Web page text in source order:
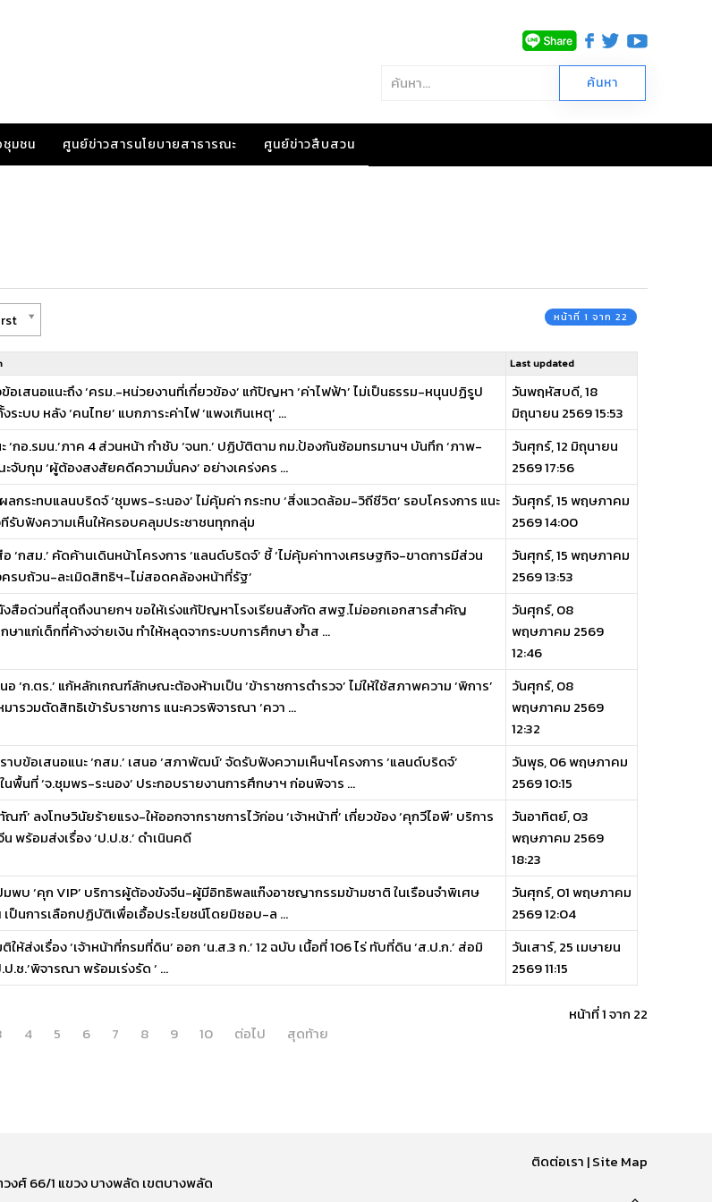
ชุมชน ศูนย์ข่าวสารนโยบายสาธารณะ ศูนย์ข่าวสืบสวน
หน้าที่ 1 จาก 22
Last updated
ข้อเสนอแนะถึง ‘ครม.-หน่วยงานที่เกี่ยวข้อง’ แก้ปัญหา ‘ค่าไฟฟ้า’ ไม่เป็นธรรม-หนุนปฏิรูป
ระบบ หลัง ‘คนไทย’ แบกภาระค่าไฟ ‘แพงเกินเหตุ’ ...
วันพฤหัสบดี, 18
มิถุนายน 2569 15:53
ะ ‘กอ.รมน.’ภาค 4 ส่วนหน้า กำชับ ‘จนท.’ ปฏิบัติตาม กม.ป้องกันซ้อมทรมานฯ บันทึก ‘ภาพ-
ะจับกุม ‘ผู้ต้องสงสัยคดีความมั่นคง’ อย่างเคร่งคร ...
วันศุกร์, 12 มิถุนายน
2569 17:56
ลกระทบแลนบริดจ์ ‘ชุมพร-ระนอง’ ไม่คุ้มค่า กระทบ ‘สิ่งแวดล้อม-วิถีชีวิต’ รอบโครงการ แนะ
รับฟังความเห็นให้ครอบคลุมประชาชนทุกกลุ่ม
วันศุกร์, 15 พฤษภาคม
2569 14:00
‘กสม.’ คัดค้านเดินหน้าโครงการ ‘แลนด์บริดจ์’ ชี้ ‘ไม่คุ้มค่าทางเศรษฐกิจ-ขาดการมีส่วน
รบถ้วน-ละเมิดสิทธิฯ-ไม่สอดคล้องหน้าที่รัฐ’
วันศุกร์, 15 พฤษภาคม
2569 13:53
สือด่วนที่สุดถึงนายกฯ ขอให้เร่งแก้ปัญหาโรงเรียนสังกัด สพฐ.ไม่ออกเอกสารสำคัญ
ษาแก่เด็กที่ค้างจ่ายเงิน ทำให้หลุดจากระบบการศึกษา ย้ำส ...
วันศุกร์, 08
พฤษภาคม 2569
12:46
นอ ‘ก.ตร.’ แก้หลักเกณฑ์ลักษณะต้องห้ามเป็น ‘ข้าราชการตำรวจ’ ไม่ให้ใช้สภาพความ ‘พิการ’
มารวมตัดสิทธิเข้ารับราชการ แนะควรพิจารณา ‘ควา ...
วันศุกร์, 08
พฤษภาคม 2569
12:32
าบข้อเสนอแนะ ‘กสม.’ เสนอ ‘สภาพัฒน์’ จัดรับฟังความเห็นฯโครงการ ‘แลนด์บริดจ์’
นพื้นที่ ‘จ.ชุมพร-ระนอง’ ประกอบรายงานการศึกษาฯ ก่อนพิจาร ...
วันพุธ, 06 พฤษภาคม
2569 10:15
ณฑ์’ ลงโทษวินัยร้ายแรง-ให้ออกจากราชการไว้ก่อน ‘เจ้าหน้าที่’ เกี่ยวข้อง ‘คุกวีไอพี’ บริการ
พร้อมส่งเรื่อง ‘ป.ป.ช.’ ดำเนินคดี
วันอาทิตย์, 03
พฤษภาคม 2569
18:23
มพบ ‘คุก VIP’ บริการผู้ต้องขังจีน-ผู้มีอิทธิพลแก๊งอาชญากรรมข้ามชาติ ในเรือนจำพิเศษ
เป็นการเลือกปฏิบัติเพื่อเอื้อประโยชน์โดยมิชอบ-ล ...
วันศุกร์, 01 พฤษภาคม
2569 12:04
ให้ส่งเรื่อง ‘เจ้าหน้าที่กรมที่ดิน’ ออก ‘น.ส.3 ก.’ 12 ฉบับ เนื้อที่ 106 ไร่ ทับที่ดิน ‘ส.ป.ก.’ ส่อมิ
ป.ช.’พิจารณา พร้อมเร่งรัด ‘ ...
วันเสาร์, 25 เมษายน
2569 11:15
หน้าที่ 1 จาก 22
4 5 6 7 8 9 10 ต่อไป สุดท้าย
วงศ์ 66/1 แขวง บางพลัด เขตบางพลัด
ติดต่อเรา |Site Map